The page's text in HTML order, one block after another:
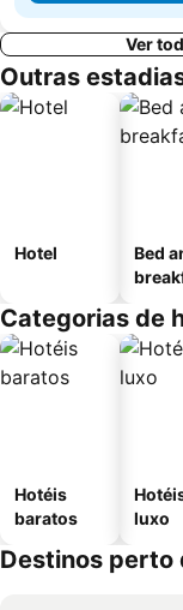
Ver
Outras
Hotel
Bed
Categorias de
Hotéis
baratos
luxo
Destinos perto